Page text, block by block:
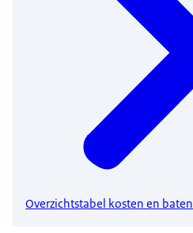
Overzichtstabel kosten en baten